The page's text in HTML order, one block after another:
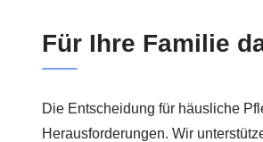
Für Ihre Familie
Die Entscheidung für häusliche
Herausforderungen. Wir